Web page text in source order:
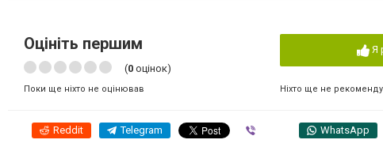
Оцініть першим
(0 оцінок)
Поки ще ніхто не оцінював
Я
Ніхто ще не
Reddit Telegram WhatsApp